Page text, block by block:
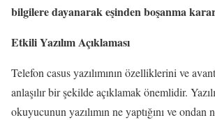
bilgilere dayanarak eşinden boşanma
Etkili Yazılım Açıklaması
Telefon casus yazılımının özelliklerini ve
anlaşılır bir şekilde açıklamak önemlidir.
okuyucunun yazılımın ne yaptığını ve ondan